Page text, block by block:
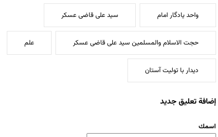
واحد یادگار امام سید علی قاضی عسکر
حجت الاسلام والمسلمین سید علی قاضی عسکر علم
دیدار با تولیت آستان
إضافة تعليق جديد
‏اسمك ‏